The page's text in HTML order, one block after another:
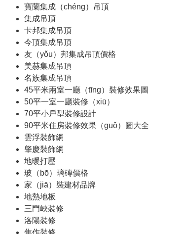
寶蘭集成（chéng）吊頂
集成吊頂
卡邦集成吊頂
今頂集成吊頂
友（yǒu）邦集成吊頂價格
美赫集成吊頂
名族集成吊頂
45平米兩室一廳（tīng）裝修效果圖
50平一室一廳裝修（xiū）
70平小戶型裝修設計
90平米住房裝修效果（guǒ）圖大全
雲浮裝飾網
肇慶裝飾網
地暖打壓
玻（bō）璃磚價格
家（jiā）裝建材品牌
地熱地板
三門峽裝修
洛陽裝修